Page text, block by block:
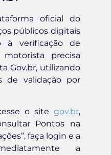
oficial do
públicos digitais
à verificação de
precisa
Gov.br, utilizando
de validação por
o site gov.br,
Pontos na
faça login e a
a